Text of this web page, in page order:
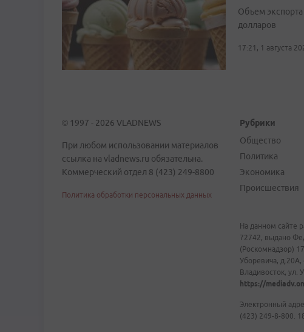
Объем
долларов
17:21, 1 августа
© 1997 - 2026 VLADNEWS
При любом использовании материалов
ссылка на vladnews.ru обязательна.
Коммерческий отдел 8 (423) 249-8800
Политика обработки персональных данных
Рубрики
Общество
Политика
Экономика
Происшествия
На данном сайте
72742, выдано
(Роскомнадзор)
Уборевича,
Владивосток, ул.
https://
Электронный
(423) 249-8-800.